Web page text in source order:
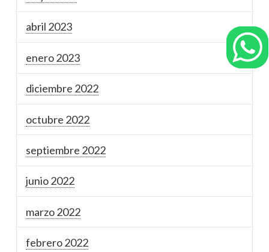
abril 2023
enero 2023
diciembre 2022
octubre 2022
septiembre 2022
junio 2022
marzo 2022
febrero 2022